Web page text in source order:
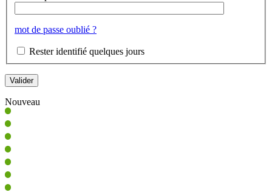
mot de passe oublié ?
Rester identifié quelques jours
Nouveau